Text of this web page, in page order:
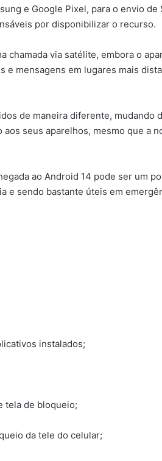
e Google Pixel, para o envio de
por disponibilizar o recurso.
chamada via satélite, embora o
mensagens em lugares mais
de maneira diferente, mudando
seus aparelhos, mesmo que a
ao Android 14 pode ser um
e sendo bastante úteis em
instalados;
tela de bloqueio;
da tele do celular;